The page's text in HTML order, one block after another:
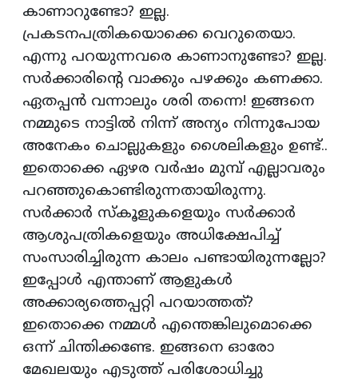
കാണാറുണ്ടോ? ഇല്ല.
പ്രകടനപത്രികയൊക്കെ വെറുതെയാ.
എന്നു പറയുന്നവരെ കാണാനുണ്ടോ? ഇല്ല.
സർക്കാരിന്റെ വാക്കും പഴക്കും കണക്കാ.
ഏതപ്പൻ വന്നാലും ശരി തന്നെ! ഇങ്ങനെ
നമ്മുടെ നാട്ടിൽ നിന്ന് അന്യം നിന്നുപോയ
അനേകം ചൊല്ലുകളും ശൈലികളും ഉണ്ട്..
ഇതൊക്കെ ഏഴര വർഷം മുമ്പ് എല്ലാവരും
പറഞ്ഞുകൊണ്ടിരുന്നതായിരുന്നു.
സർക്കാർ സ്കൂളുകളെയും സർക്കാർ
ആശുപത്രികളെയും അധിക്ഷേപിച്ച്
സംസാരിച്ചിരുന്ന കാലം പണ്ടായിരുന്നല്ലോ?
ഇപ്പോൾ എന്താണ് ആളുകൾ
അക്കാര്യത്തെപ്പറ്റി പറയാത്തത്?
ഇതൊക്കെ നമ്മൾ എന്തെങ്കിലുമൊക്കെ
ഒന്ന് ചിന്തിക്കണ്ടേ. ഇങ്ങനെ ഓരോ
മേഖലയും എടുത്ത് പരിശോധിച്ചു